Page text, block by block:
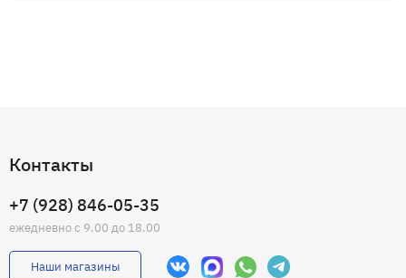
Контакты
+7 (928) 846-05-35
ежедневно с 9.00 до 18.00
Наши магазины